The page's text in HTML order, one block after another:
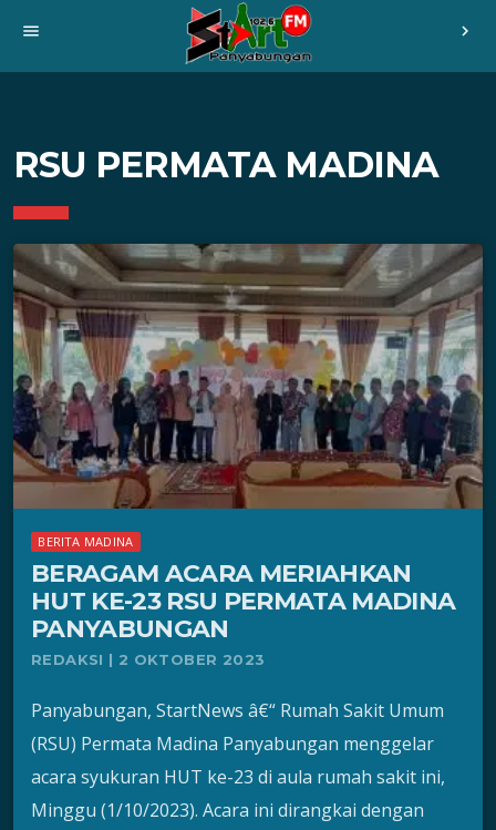
menu chevron_right
RSU PERMATA MADINA
BERITA MADINA
BERAGAM ACARA MERIAHKAN
HUT KE-23 RSU PERMATA MADINA
PANYABUNGAN
REDAKSI | 2 OKTOBER 2023
Panyabungan, StartNews â€“ Rumah Sakit Umum
(RSU) Permata Madina Panyabungan menggelar
acara syukuran HUT ke-23 di aula rumah sakit ini,
Minggu (1/10/2023). Acara ini dirangkai dengan